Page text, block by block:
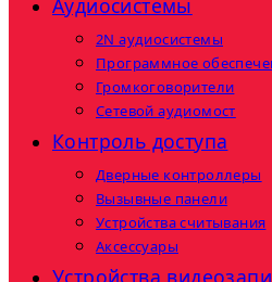
2N аудиосистемы
Программное
Громкоговорители
Сетевой аудиомост
Контроль доступа
Дверные контроллеры
Вызывные панели
Устройства считывания
Аксессуары
Устройства